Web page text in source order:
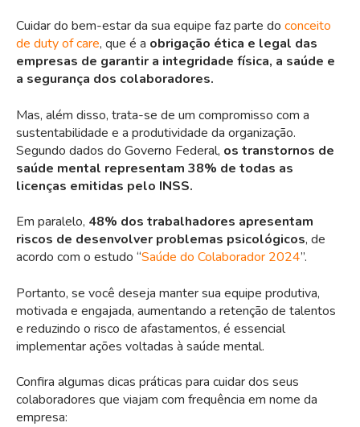
Cuidar do bem-estar da sua equipe faz parte do conceito
de duty of care, que é a obrigação ética e legal das
empresas de garantir a integridade física, a saúde e
a segurança dos colaboradores.
Mas, além disso, trata-se de um compromisso com a
sustentabilidade e a produtividade da organização.
Segundo dados do Governo Federal, os transtornos de
saúde mental representam 38% de todas as
licenças emitidas pelo INSS.
Em paralelo, 48% dos trabalhadores apresentam
riscos de desenvolver problemas psicológicos, de
acordo com o estudo “Saúde do Colaborador 2024”.
Portanto, se você deseja manter sua equipe produtiva,
motivada e engajada, aumentando a retenção de talentos
e reduzindo o risco de afastamentos, é essencial
implementar ações voltadas à saúde mental.
Confira algumas dicas práticas para cuidar dos seus
colaboradores que viajam com frequência em nome da
empresa: